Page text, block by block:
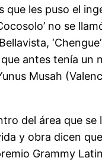
les puso el
no se
antes tenía
Musah
del área que
y obra dicen
Grammy